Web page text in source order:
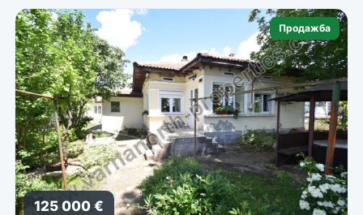
Продажба
125 000 €